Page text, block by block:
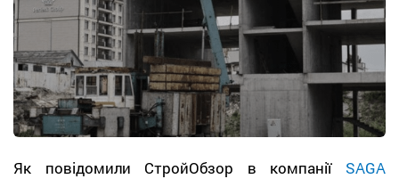
Як повідомили СтройОбзор в компанії SAGA